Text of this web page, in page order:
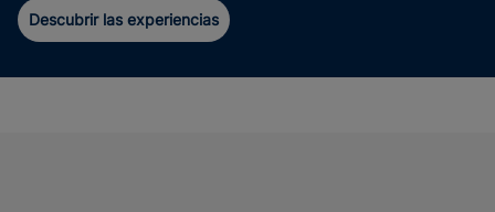
Descubrir las experiencias